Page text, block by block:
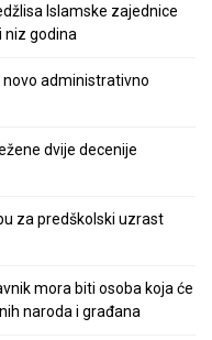
Islamske zajednice
niz godina
novo administrativno
dvije decenije
za predškolski uzrast
mora biti osoba koja će
naroda i građana